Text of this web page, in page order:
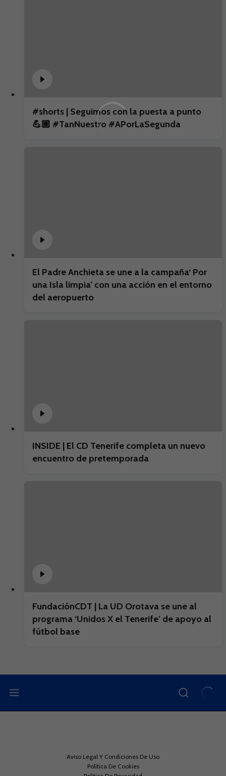
#shorts | Seguimos con la puesta a punto
💪🏼 #TanNuestro #APorLaSegunda
El Padre Anchieta se une a la campaña‘ Por
una Isla limpia’ con una acción en el entorno
del aeropuerto
INSIDE | El CD Tenerife completa un nuevo
encuentro de pretemporada
FundaciónCDT | La UD Orotava se une al
programa ‘Unidos X el Tenerife’ de apoyo al
fútbol base
Aviso Legal Y Condiciones De Uso
Política De Cookies